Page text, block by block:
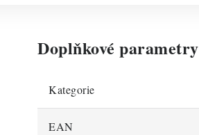
Doplňkové parametry
Kategorie
EAN